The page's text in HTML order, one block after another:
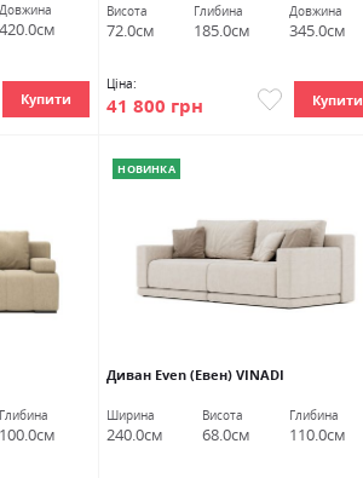
Довжина
420.0см
Купити
Висота
72.0см
Глибина
185.0см
Довжина
345.0см
Ціна:
41 800 грн Купити
Глибина
100.0см
НОВИНКА
Диван Even (Евен) VINADI
Ширина
240.0см
Висота
68.0см
Глибина
110.0см